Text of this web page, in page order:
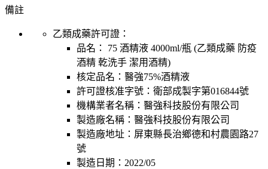
備註
乙類成藥許可證：
品名：
75 酒精液 4000ml/瓶 (乙類成藥 防疫
酒精 乾洗手 潔用酒精)
核定品名： 醫強75%酒精液
許可證核准字號： 衛部成製字第016844號
機構業者名稱： 醫強科技股份有限公司
製造廠名稱： 醫強科技股份有限公司
製造廠地址： 屏東縣長治鄉德和村農園路27
號
製造日期： 2022/05